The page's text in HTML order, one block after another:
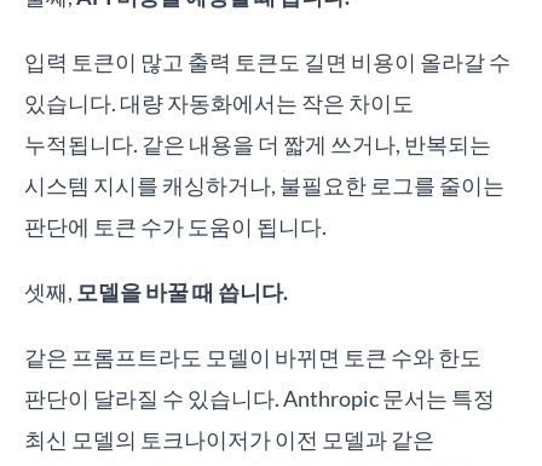
입력 토큰이 많고 출력 토큰도 길면 비용이 올라갈 수
있습니다. 대량 자동화에서는 작은 차이도
누적됩니다. 같은 내용을 더 짧게 쓰거나, 반복되는
시스템 지시를 캐싱하거나, 불필요한 로그를 줄이는
판단에 토큰 수가 도움이 됩니다.
셋째, 모델을 바꿀 때 씁니다.
같은 프롬프트라도 모델이 바뀌면 토큰 수와 한도
판단이 달라질 수 있습니다. Anthropic 문서는 특정
최신 모델의 토크나이저가 이전 모델과 같은